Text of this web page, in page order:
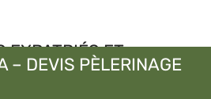
EXPATRIÉS ET
– DEVIS PÈLERINAGE